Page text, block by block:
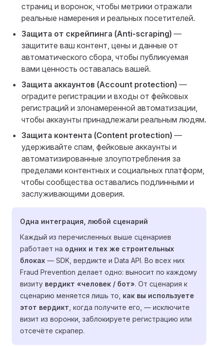
страниц и воронок, чтобы метрики отражали
реальные намерения и реальных посетителей.
Защита от скрейпинга (Anti-scraping) —
защитите ваш контент, цены и данные от
автоматического сбора, чтобы публикуемая
вами ценность оставалась вашей.
Защита аккаунтов (Account protection) —
оградите регистрации и входы от фейковых
регистраций и злонамеренной автоматизации,
чтобы аккаунты принадлежали реальным людям.
Защита контента (Content protection) —
удерживайте спам, фейковые аккаунты и
автоматизированные злоупотребления за
пределами контентных и социальных платформ,
чтобы сообщества оставались подлинными и
заслуживающими доверия.
Одна интеграция, любой сценарий
Каждый из перечисленных выше сценариев
работает на одних и тех же строительных
блоках — SDK, вердикте и Data API. Во всех них
Fraud Prevention делает одно: выносит по каждому
визиту вердикт «человек / бот». От сценария к
сценарию меняется лишь то, как вы используете
этот вердикт , когда получите его, — исключите
визит из воронки, заблокируете регистрацию или
отсечёте скрапер.